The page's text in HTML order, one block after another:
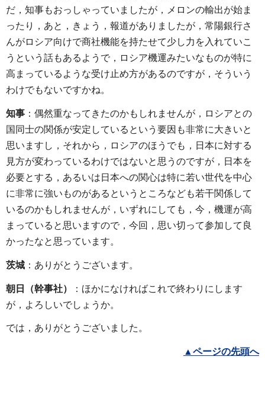
だ，知事もおっしゃっていましたが，メロンの輸出が始ま
ったり，あと，きょう，報道がありましたが，常陽銀行さ
んがロシア向けで商社機能を持たせて少し力を入れていこ
うという話もあるようで，ロシア機運みたいなものが特に
高まっているような受け止め方があるのですが，そういう
わけでもないですかね。
知事 ：偶然重なってきたのかもしれませんが，ロシアとの
国同士の関係が安定しているという要因も非常に大きいと
思いますし，それから，ロシアのほうでも，日本に対する
見方が変わっているわけではないと思うのですが，日本を
必要とする，あるいは日本への関心は特に若い世代を中心
に非常に強いものがあるというところなども若干関係して
いるのかもしれませんが，いずれにしても，今，機運が高
まっていると思いますので，今回，思い切って参加して良
かったなと思っています。
茨城 ：ありがとうございます。
朝日（幹事社）
：ほかになければこれで終わりにします
が，よろしいでしょうか。
では，ありがとうございました。
▲ページの先頭へ